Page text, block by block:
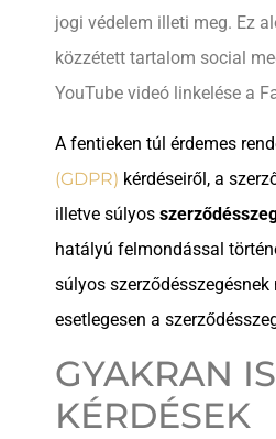
jogi védelem illeti meg. Ez
közzétett tartalom social
YouTube videó linkelése a
A fentieken túl érdemes
(GDPR) kérdéseiről, a
illetve súlyos
hatályú felmondással
súlyos
esetlegesen a
GYAKRAN
KÉRDÉSEK